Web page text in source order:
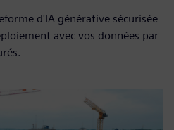
d'IA générative sécurisée
avec vos données par